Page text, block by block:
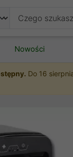
Nowości
Do 16